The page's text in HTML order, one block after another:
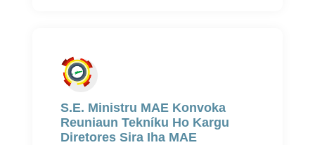
S.E. Ministru MAE Konvoka
Reuniaun Tekníku Ho Kargu
Diretores Sira Iha MAE